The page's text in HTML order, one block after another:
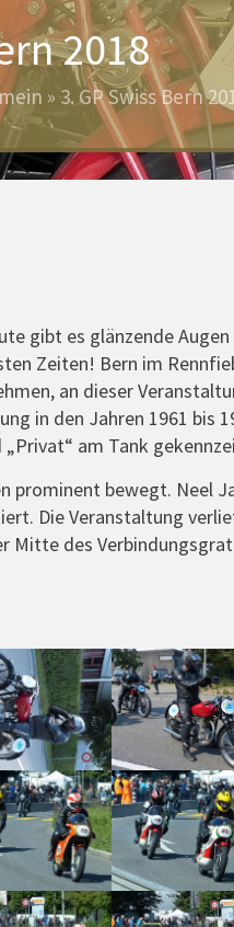
2018
» 3. GP Swiss Bern
gibt es glänzende
Zeiten! Bern im
an dieser
in den Jahren 1961
am Tank
bewegt. Neel
Die Veranstaltung
des